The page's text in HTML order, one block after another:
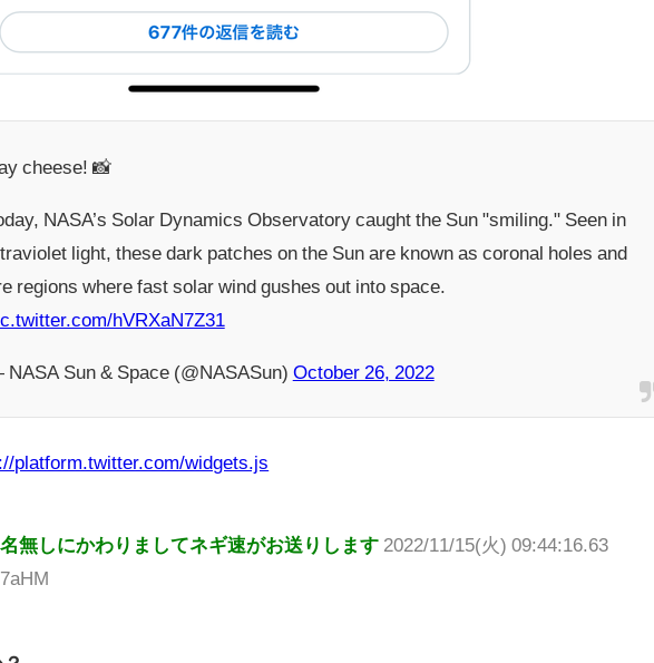
cheese! 📸
NASA’s Solar Dynamics Observatory caught the Sun "smiling." Seen in
light, these dark patches on the Sun are known as coronal holes and
regions where fast solar wind gushes out into space.
hVRXaN7Z31
Sun & Space (@NASASun) October 26, 2022
platform.twitter.com/widgets.js
無しにかわりましてネギ速がお送りします 2022/11/15(火) 09:44:16.63